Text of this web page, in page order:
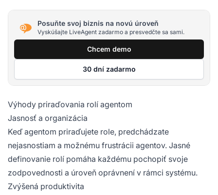
Posuňte svoj biznis na novú úroveň
Vyskúšajte LiveAgent zadarmo a presvedčte sa sami.
Chcem demo
30 dní zadarmo
Výhody priraďovania rolí agentom
Jasnosť a organizácia
Keď agentom priraďujete role, predchádzate
nejasnostiam a možnému frustrácii agentov. Jasné
definovanie rolí pomáha každému pochopiť svoje
zodpovednosti a úroveň oprávnení v rámci systému.
Zvýšená produktivita